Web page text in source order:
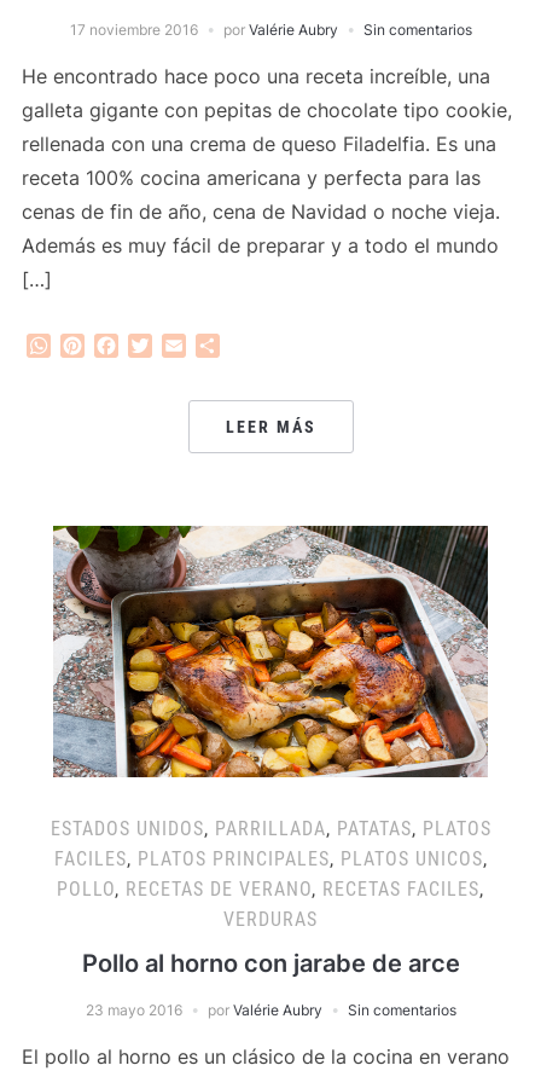
17 noviembre 2016 por Valérie Aubry Sin comentarios
He encontrado hace poco una receta increíble, una
galleta gigante con pepitas de chocolate tipo cookie,
rellenada con una crema de queso Filadelfia. Es una
receta 100% cocina americana y perfecta para las
cenas de fin de año, cena de Navidad o noche vieja.
Además es muy fácil de preparar y a todo el mundo
[…]
WhatsApp
PinterestFacebook
Twitter
Email
LEER MÁS
ESTADOS UNIDOS, PARRILLADA, PATATAS, PLATOS
FACILES, PLATOS PRINCIPALES, PLATOS UNICOS,
POLLO, RECETAS DE VERANO, RECETAS FACILES,
VERDURAS
Pollo al horno con jarabe de arce
23 mayo 2016 por Valérie Aubry Sin comentarios
El pollo al horno es un clásico de la cocina en verano